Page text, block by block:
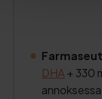
DHA+ 330
annoksessa.